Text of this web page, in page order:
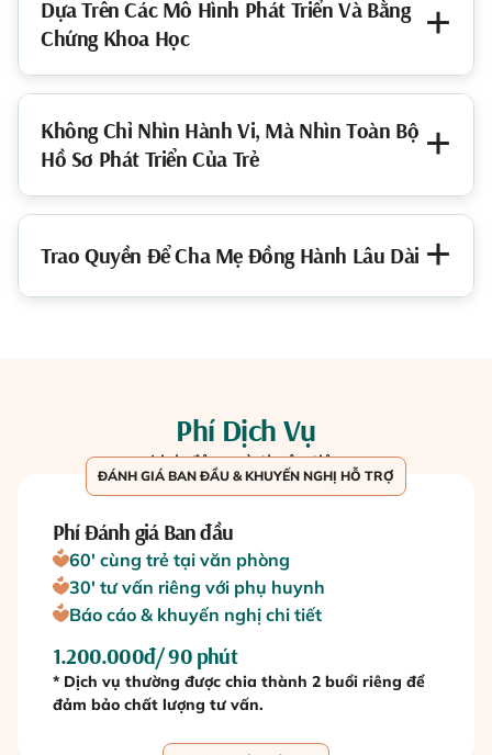
Dựa Trên Các Mô Hình Phát Triển Và Bằng
Chứng Khoa Học
Không Chỉ Nhìn Hành Vi, Mà Nhìn Toàn Bộ
Hồ Sơ Phát Triển Của Trẻ
Trao Quyền Để Cha Mẹ Đồng Hành Lâu Dài
Phí Dịch Vụ
Linh động và thuận tiện
ĐÁNH GIÁ BAN ĐẦU & KHUYẾN NGHỊ HỖ TRỢ
Phí Đánh giá Ban đầu
60' cùng trẻ tại văn phòng
30' tư vấn riêng với phụ huynh
Báo cáo & khuyến nghị chi tiết
1.200.000đ/ 90 phút
* Dịch vụ thường được chia thành 2 buổi riêng để
đảm bảo chất lượng tư vấn.